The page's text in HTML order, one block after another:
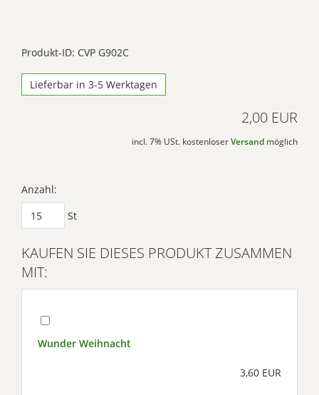
Produkt-ID: CVP G902C
Lieferbar in 3-5 Werktagen
2,00 EUR
incl. 7% USt. kostenloser Versand möglich
Anzahl:
St
KAUFEN SIE DIESES PRODUKT ZUSAMMEN
MIT:
Wunder Weihnacht
3,60 EUR